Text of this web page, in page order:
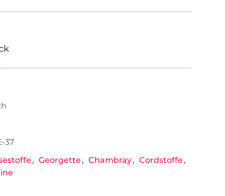
37
Georgette Chambray
Cordstoffe